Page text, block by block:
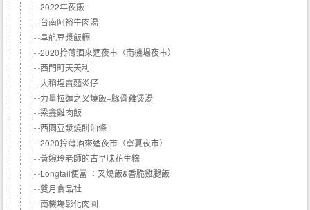
2022年夜飯
台南阿裕牛肉湯
阜航豆漿飯糰
2020拎薄酒來迺夜市（南機場夜市）
西門町天天利
大稻埕賣麵炎仔
力量拉麵之叉燒飯+豚骨雞煲湯
梁鑫雞肉飯
西園豆漿燒餅油條
2020拎薄酒來迺夜市（寧夏夜市）
黃婉玲老師的古早味花生粽
Longtail便當 ：叉燒飯&香脆雞腿飯
雙月食品社
南機場彰化肉圓